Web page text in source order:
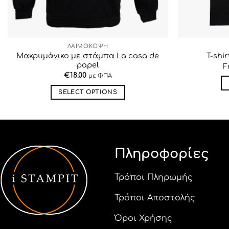
ΛΑΙΜΟΚΟΨΗ
Μακρυμάνικο με στάμπα La casa de
papel
€18.00 με ΦΠΑ
SELECT OPTIONS
πολλαπλές
Οι
επιλογές
μπορούν
επιλεγούν
T-
Πληροφορίες
Τρόποι Πληρωμής
Τρόποι Αποστολής
Όροι Χρήσης